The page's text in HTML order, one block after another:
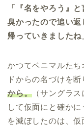
「『名をやろう』
臭かったので追い
帰っていきましたね
かつてベニマルたち
ドからの名づけを
から。 （サングラ
して仮面にと確か
を滅ぼしたのは、